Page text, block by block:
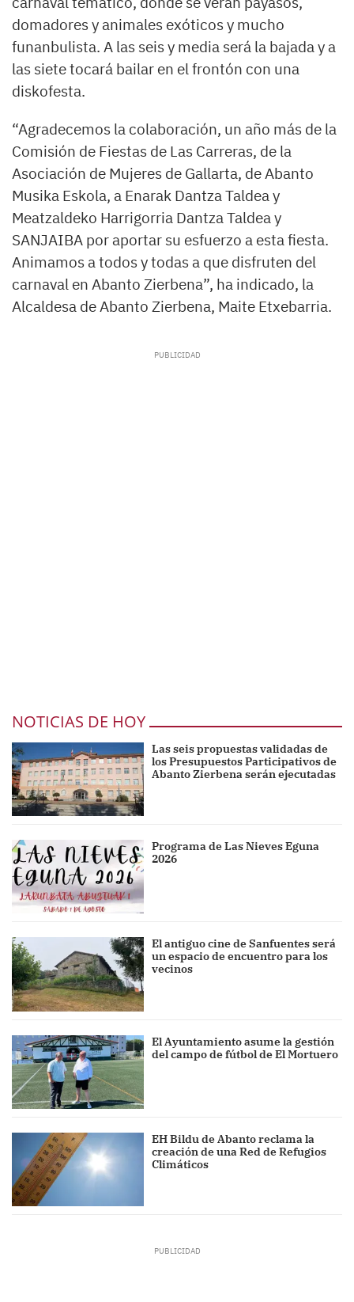
domadores y animales exóticos y mucho
funanbulista. A las seis y media será la bajada y a
las siete tocará bailar en el frontón con una
diskofesta.
“Agradecemos la colaboración, un año más de la
Comisión de Fiestas de Las Carreras, de la
Asociación de Mujeres de Gallarta, de Abanto
Musika Eskola, a Enarak Dantza Taldea y
Meatzaldeko Harrigorria Dantza Taldea y
SANJAIBA por aportar su esfuerzo a esta fiesta.
Animamos a todos y todas a que disfruten del
carnaval en Abanto Zierbena”, ha indicado, la
Alcaldesa de Abanto Zierbena, Maite Etxebarria.
NOTICIAS DE HOY
Las seis propuestas validadas de
los Presupuestos Participativos de
Abanto Zierbena serán ejecutadas
Programa de Las Nieves Eguna
2026
El antiguo cine de Sanfuentes será
un espacio de encuentro para los
vecinos
El Ayuntamiento asume la gestión
del campo de fútbol de El Mortuero
EH Bildu de Abanto reclama la
creación de una Red de Refugios
Climáticos